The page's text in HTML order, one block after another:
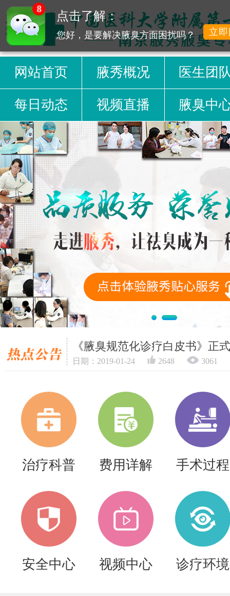
网站首页 腋秀概况 医生团
每日动态 视频直播 腋臭中
《腋臭规范化诊疗白皮书》正
日期：2019-01-24 2648 3061
治疗科普 费用详解 手术过程
安全中心 视频中心 诊疗环境
8
点击了解：
您好，是要解决腋臭方面困扰吗？ 立